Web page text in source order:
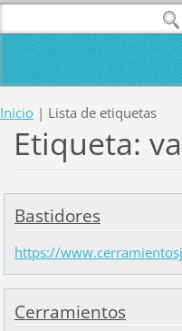
Inicio | Lista de etiquetas
Etiqueta:
Bastidores
https://
Cerramientos